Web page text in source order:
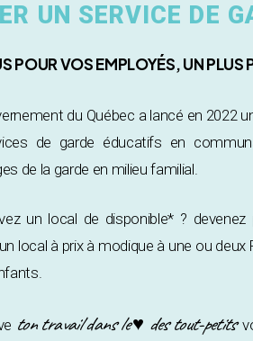
UN SERVICE DE
POUR VOS EMPLOYÉS, UN
du Québec a lancé en 2022
de garde éducatifs en
de la garde en milieu familial.
un local de disponible* ?
local à prix à modique à une ou
ton travail dans le ♥ des tout-petits